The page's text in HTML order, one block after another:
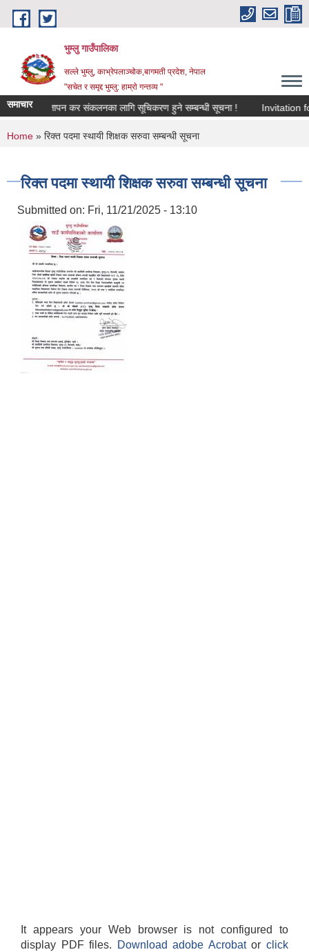
Skip to main content
भुम्लु गाउँपालिका
सल्ले भुम्लु, काभ्रेपलाञ्चोक,बागमती प्रदेश, नेपाल
"सचेत र समृद्द भुम्लु: हाम्राे गन्तव्य "
समाचारविज्ञापन कर संकलनका लागि सूचिकरण हुने सम्बन्धी सूचना !
You are here
Home » रिक्त पदमा स्थायी शिक्षक सरुवा सम्बन्धी सूचना
रिक्त पदमा स्थायी शिक्षक सरुवा सम्बन्धी सूचना
Submitted on: Fri, 11/21/2025 - 13:10
It appears your Web browser is not configured to
display PDF files.
Download adobe Acrobatorclick